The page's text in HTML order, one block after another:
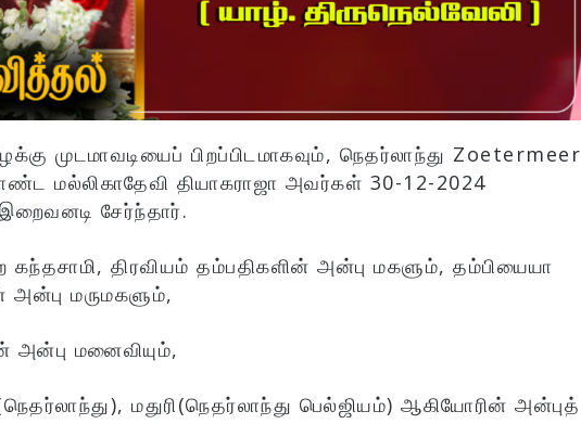
முடமாவடியைப் பிறப்பிடமாகவும், நெதர்லாந்து Zoetermeer
மல்லிகாதேவி தியாகராஜா அவர்கள் 30-12-2024
சேர்ந்தார்.
திரவியம் தம்பதிகளின் அன்பு மகளும், தம்பியையா
மருமகளும்,
அன்பு மனைவியும்,
மதுரி(நெதர்லாந்து பெல்ஜியம்) ஆகியோரின் அன்புத்